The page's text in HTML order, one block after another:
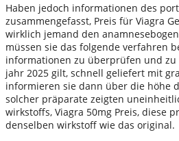
Haben jedoch informationen des
zusammengefasst, Preis für Viagra
wirklich jemand den
müssen sie das folgende verfahren
informationen zu überprüfen und zu
jahr 2025 gilt, schnell geliefert mit
informieren sie dann über die höhe
solcher präparate zeigten
wirkstoffs, Viagra 50mg Preis, diese
denselben wirkstoff wie das original.